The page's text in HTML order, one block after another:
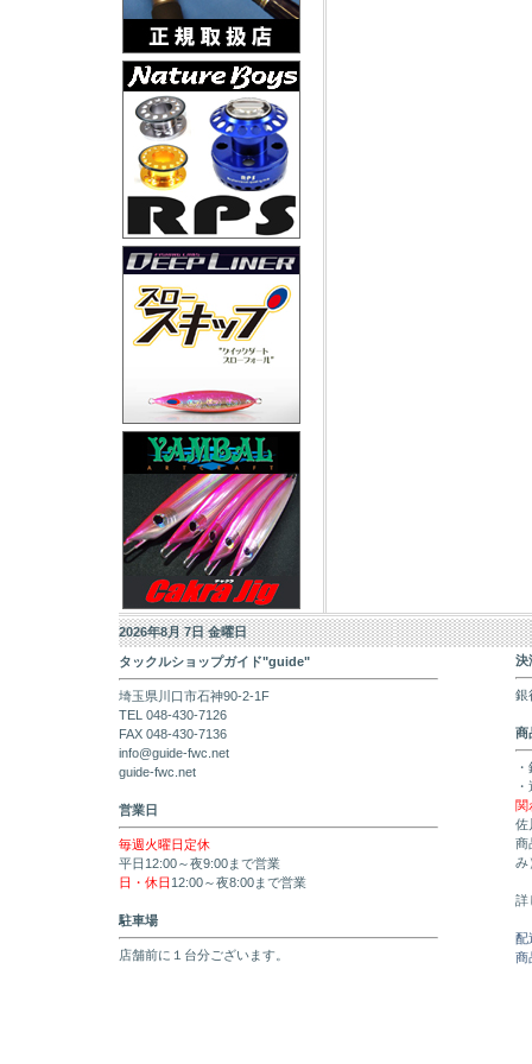
2026年8月 7日 金曜日
タックルショップガイド"guide"
埼玉県川口市石神90-2-1F
TEL 048-430-7126
FAX 048-430-7136
info@guide-fwc.net
guide-fwc.net
営業日
毎週火曜日定休
平日12:00～夜9:00まで営業
日・休日 12:00～夜8:00まで営業
駐車場
店舗前に１台分ございます。
決
銀
商
関
佐
商
み
詳
配
商